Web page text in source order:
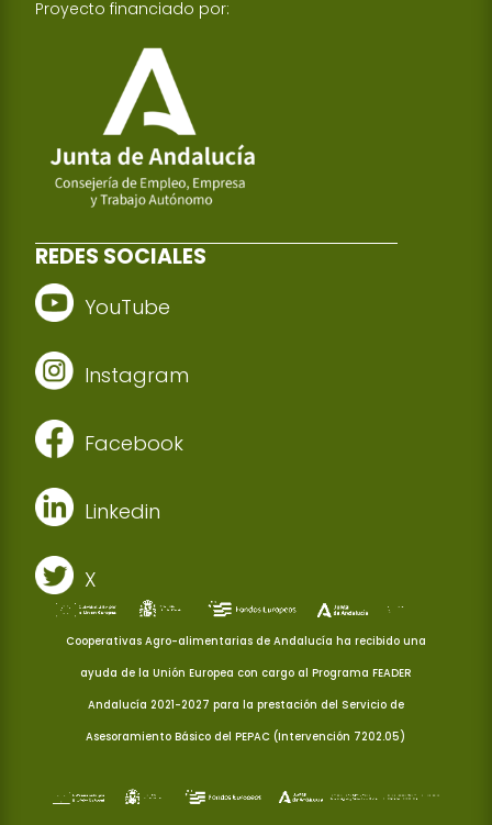
Proyecto financiado por:
REDES SOCIALES
YouTube
Instagram
Facebook
Linkedin
X
Cooperativas Agro-alimentarias de Andalucía ha recibido una
ayuda de la Unión Europea con cargo al Programa FEADER
Andalucía 2021-2027 para la prestación del Servicio de
Asesoramiento Básico del PEPAC (Intervención 7202.05)